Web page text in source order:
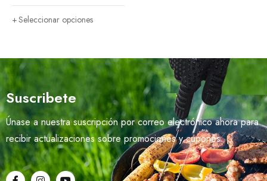
Seleccionar opciones
Suscribete
Únase a nuestra suscripción por correo electrónico ahora para
recibir actualizaciones sobre promociones y cupones.